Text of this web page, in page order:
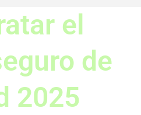
el
de
2025